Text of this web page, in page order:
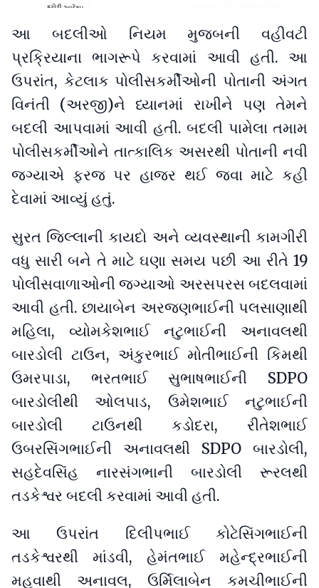
આ બદલીઓ નિયમ મુજબની વહીવટી
પ્રક્રિયાના ભાગરૂપે કરવામાં આવી હતી. આ
ઉપરાંત, કેટલાક પોલીસકર્મીઓની પોતાની અંગત
વિનંતી (અરજી)ને ધ્યાનમાં રાખીને પણ તેમને
બદલી આપવામાં આવી હતી. બદલી પામેલા તમામ
પોલીસકર્મીઓને તાત્કાલિક અસરથી પોતાની નવી
જગ્યાએ ફરજ પર હાજર થઈ જવા માટે કહી
દેવામાં આવ્યું હતું.
સુરત જિલ્લાની કાયદો અને વ્યવસ્થાની કામગીરી
વધુ સારી બને તે માટે ઘણા સમય પછી આ રીતે 19
પોલીસવાળાઓની જગ્યાઓ અરસપરસ બદલવામાં
આવી હતી. છાયાબેન અરજણભાઈની પલસાણાથી
મહિલા, વ્યોમકેશભાઈ નટુભાઈની અનાવલથી
બારડોલી ટાઉન, અંકુરભાઈ મોતીભાઈની કિમથી
ઉમરપાડા, ભરતભાઈ સુભાષભાઈની SDPO
બારડોલીથી ઓલપાડ, ઉમેશભાઈ નટુભાઈની
બારડોલી ટાઉનથી કડોદરા, રીતેશભાઈ
ઉબરસિંગભાઈની અનાવલથી SDPO બારડોલી,
સહદેવસિંહ નારસંગભાની બારડોલી રૂરલથી
તડકેશ્વર બદલી કરવામાં આવી હતી.
આ ઉપરાંત દિલીપભાઈ કોટેસિંગભાઈની
તડકેશ્વરથી માંડવી, હેમંતભાઈ મહેન્દ્રભાઈની
મહુવાથી અનાવલ, ઉર્મિલાબેન કમચીભાઈની